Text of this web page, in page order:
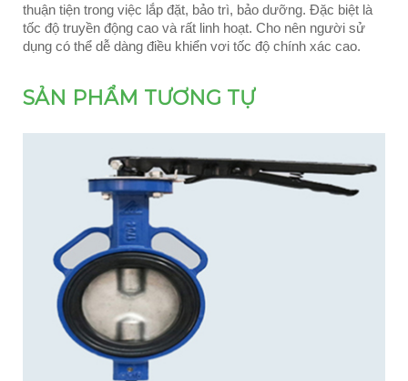
thuận tiện trong việc lắp đặt, bảo trì, bảo dưỡng. Đặc biệt là
tốc độ truyền động cao và rất linh hoạt. Cho nên người sử
dụng có thể dễ dàng điều khiển vơi tốc độ chính xác cao.
SẢN PHẨM TƯƠNG TỰ